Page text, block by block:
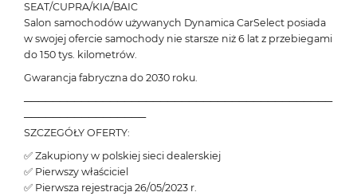
SEAT/CUPRA/KIA/BAIC
Salon samochodów używanych Dynamica CarSelect posiada
w swojej ofercie samochody nie starsze niż 6 lat z przebiegami
do 150 tys. kilometrów.
Gwarancja fabryczna do 2030 roku.
───────────────────────────────────────────
─────────────────
SZCZEGÓŁY OFERTY:
✅ Zakupiony w polskiej sieci dealerskiej
✅ Pierwszy właściciel
✅ Pierwsza rejestracja 26/05/2023 r.